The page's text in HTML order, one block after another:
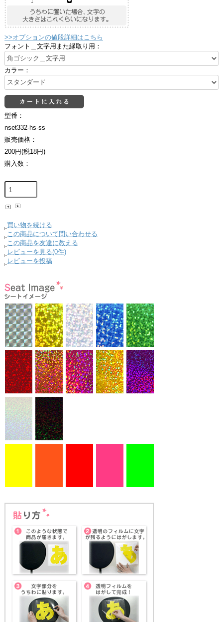
>>オプションの値段詳細はこちら
フォント＿文字用また縁取り用：
カラー：
型番：
nset332-hs-ss
販売価格：
200円(税18円)
購入数：
買い物を続ける
この商品について問い合わせる
この商品を友達に教える
レビューを見る(0件)
レビューを投稿